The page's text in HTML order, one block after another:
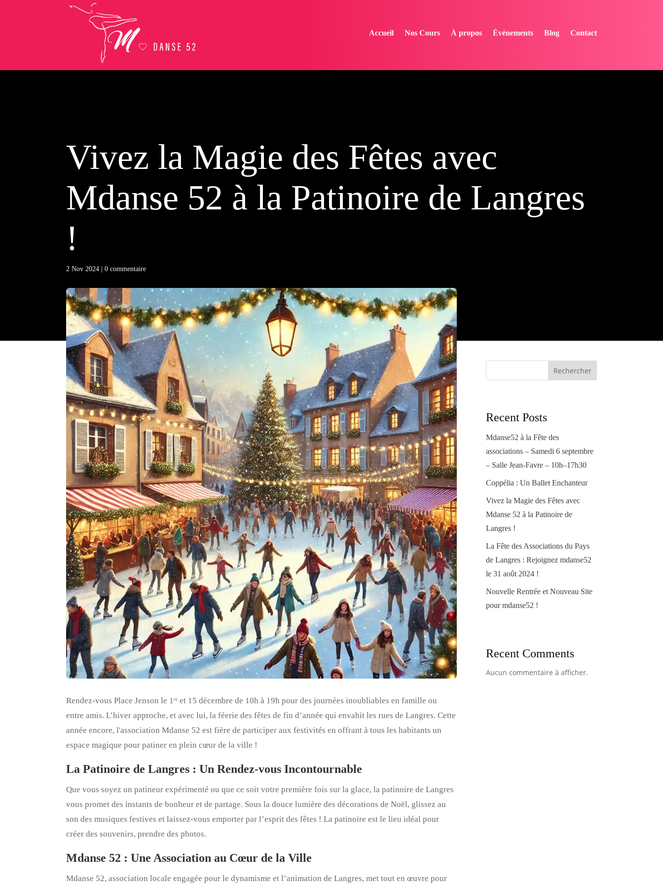
Accueil Nos Cours À propos Événements Blog Contact
Vivez la Magie des Fêtes avec
Mdanse 52 à la Patinoire de Langres
!
2 Nov 2024 |0 commentaire
Rendez-vous Place Jenson le 1ᵉʳ et 15 décembre de 10h à 19h pour des journées inoubliables en famille ou
entre amis. L’hiver approche, et avec lui, la féerie des fêtes de fin d’année qui envahit les rues de Langres. Cette
année encore, l'association Mdanse 52 est fière de participer aux festivités en offrant à tous les habitants un
espace magique pour patiner en plein cœur de la ville !
La Patinoire de Langres : Un Rendez-vous Incontournable
Que vous soyez un patineur expérimenté ou que ce soit votre première fois sur la glace, la patinoire de Langres
vous promet des instants de bonheur et de partage. Sous la douce lumière des décorations de Noël, glissez au
son des musiques festives et laissez-vous emporter par l’esprit des fêtes ! La patinoire est le lieu idéal pour
créer des souvenirs, prendre des photos.
Mdanse 52 : Une Association au Cœur de la Ville
Mdanse 52, association locale engagée pour le dynamisme et l’animation de Langres, met tout en œuvre pour
Rechercher
Recent Posts
Mdanse52 à la Fête des
associations – Samedi 6 septembre
– Salle Jean-Favre – 10h–17h30
Coppélia : Un Ballet Enchanteur
Vivez la Magie des Fêtes avec
Mdanse 52 à la Patinoire de
Langres !
La Fête des Associations du Pays
de Langres : Rejoignez mdanse52
le 31 août 2024 !
Nouvelle Rentrée et Nouveau Site
pour mdanse52 !
Recent Comments
Aucun commentaire à afficher.